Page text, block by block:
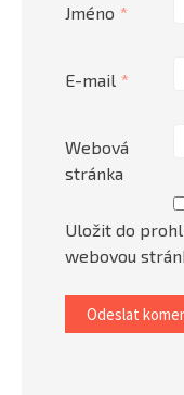
Jméno *
E-mail *
Webová
stránka
Uložit do
webovou